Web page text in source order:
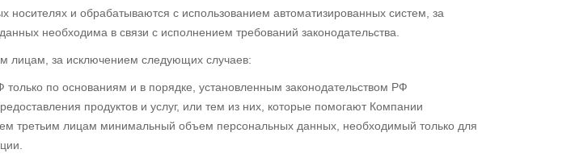
и обрабатываются с использованием автоматизированных систем, за
необходима в связи с исполнением требований законодательства.
лицам, за исключением следующих случаев:
по основаниям и в порядке, установленным законодательством РФ
продуктов и услуг, или тем из них, которые помогают Компании
третьим лицам минимальный объем персональных данных, необходимый только для